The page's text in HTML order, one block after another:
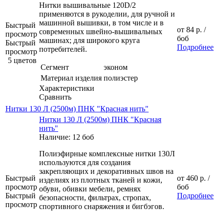
Быстрый
просмотр
Быстрый
просмотр
5 цветов
Нитки вышивальные 120D/2
применяются в рукоделии, для ручной и
машинной вышивки, в том числе и в
современных швейно-вышивальных
машинах; для широкого круга
потребителей.
Сегмент
эконом
Материал изделия полиэстер
Характеристики
Сравнить
от 84 р. /
боб
Подробнее
Нитки 130 Л (2500м) ПНК "Красная нить"
Быстрый
просмотр
Быстрый
просмотр
Нитки 130 Л (2500м) ПНК "Красная
нить"
Наличие: 12 боб
Полиэфирные комплексные нитки 130Л
используются для создания
закрепляющих и декоративных швов на
изделиях из плотных тканей и кожи,
обуви, обивки мебели, ремнях
безопасности, фильтрах, стропах,
спортивного снаряжения и бигбэгов.
от 460 р. /
боб
Подробнее